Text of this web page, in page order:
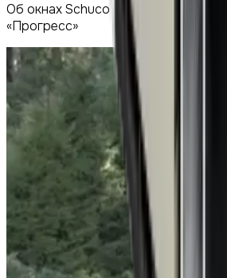
Об окнах Schuco и работе
«Прогресс»